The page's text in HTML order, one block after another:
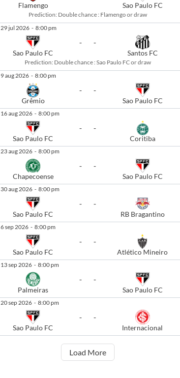
Flamengo Sao Paulo FC
Prediction: Double chance : Flamengo or draw
29 jul 2026 - 8:00 pm
Sao Paulo FC
- -
Santos FC
Prediction: Double chance : Sao Paulo FC or draw
9 aug 2026 - 8:00 pm
Grêmio
- -
Sao Paulo FC
16 aug 2026 - 8:00 pm
Sao Paulo FC
- -
Coritiba
23 aug 2026 - 8:00 pm
Chapecoense
- -
Sao Paulo FC
30 aug 2026 - 8:00 pm
Sao Paulo FC
- -
RB Bragantino
6 sep 2026 - 8:00 pm
Sao Paulo FC
- -
Atlético Mineiro
13 sep 2026 - 8:00 pm
Palmeiras
- -
Sao Paulo FC
20 sep 2026 - 8:00 pm
Sao Paulo FC
- -
Internacional
Load More